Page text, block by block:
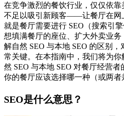
在竞争激烈的餐饮行业，仅仅依
不足以吸引新顾客——让餐厅在网
就是餐厅需要进行 SEO（搜索引擎
想填满餐厅的座位、扩大外卖业
解自然 SEO 与本地 SEO 的区别
常关键。 在本指南中，我们将为你
然 SEO 与本地 SEO 对餐厅经营
你的餐厅应该选择哪一种（或两者
SEO是什么意思？